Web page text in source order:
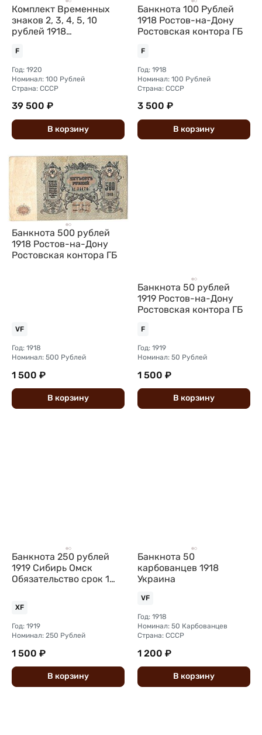
Комплект Временных
знаков 2, 3, 4, 5, 10
рублей 1918
Общественный
Кооператив Жизнь
Меджибож
F
Год: 1920
Номинал: 100 Рублей
Страна: СССР
39 500 ₽
В корзину
Банкнота 100 Рублей
1918 Ростов-на-Дону
Ростовская контора ГБ
F
Год: 1918
Номинал: 100 Рублей
Страна: СССР
3 500 ₽
В корзину
Банкнота 500 рублей
1918 Ростов-на-Дону
Ростовская контора ГБ
VF
Год: 1918
Номинал: 500 Рублей
1 500 ₽
В корзину
Банкнота 50 рублей
1919 Ростов-на-Дону
Ростовская контора ГБ
F
Год: 1919
Номинал: 50 Рублей
1 500 ₽
В корзину
Банкнота 250 рублей
1919 Сибирь Омск
Обязательство срок 1
XF
Год: 1919
Номинал: 250 Рублей
1 500 ₽
В корзину
Банкнота 50
карбованцев 1918
Украина
VF
Год: 1918
Номинал: 50 Карбованцев
Страна: СССР
1 200 ₽
В корзину